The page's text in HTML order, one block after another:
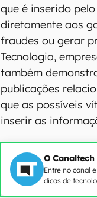
que é inserido
diretamente aos
fraudes ou gerar
Tecnologia,
também
publicações
que as possíveis
inserir as
O
Entre no canal
dicas de